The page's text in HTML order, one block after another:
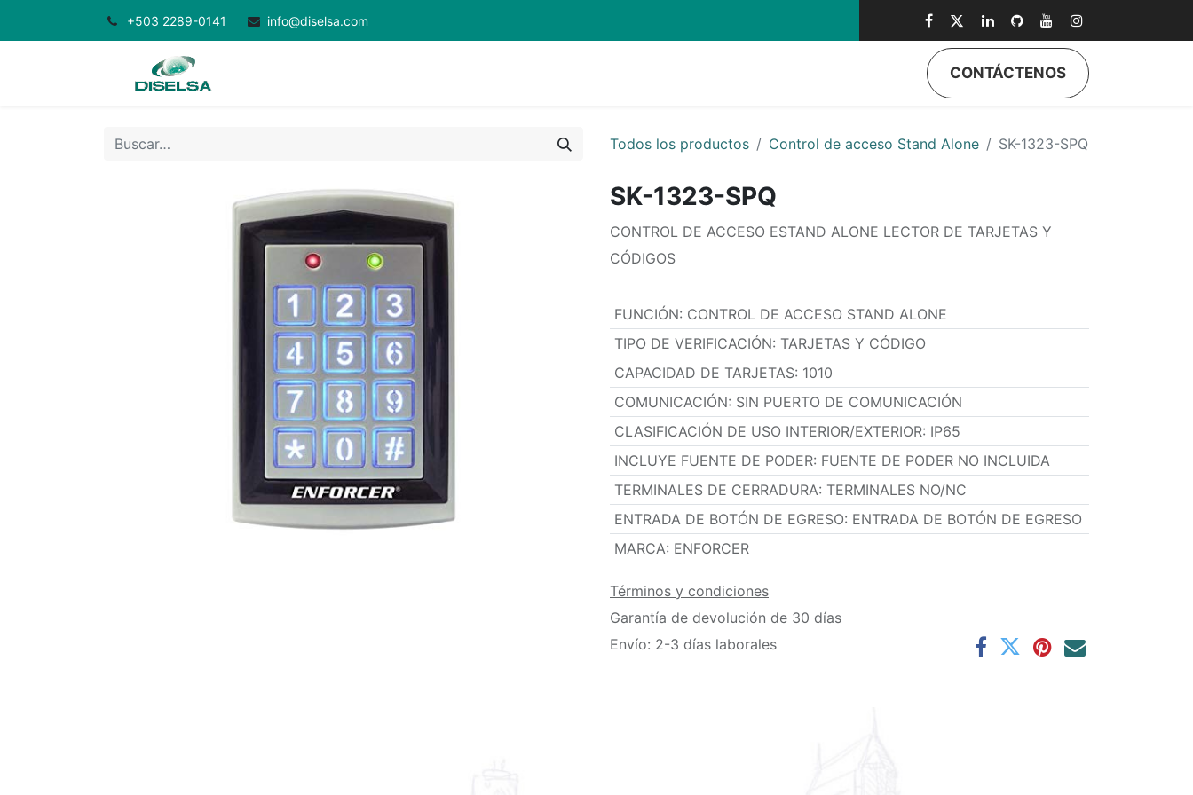
+503 2289-0141 info@diselsa.com
CONTÁCTENOS
Todos los productos Control de acceso Stand Alone SK-1323-SPQ
SK-1323-SPQ
CONTROL DE ACCESO ESTAND ALONE LECTOR DE TARJETAS Y
CÓDIGOS
FUNCIÓN: CONTROL DE ACCESO STAND ALONE
TIPO DE VERIFICACIÓN: TARJETAS Y CÓDIGO
CAPACIDAD DE TARJETAS: 1010
COMUNICACIÓN: SIN PUERTO DE COMUNICACIÓN
CLASIFICACIÓN DE USO INTERIOR/EXTERIOR: IP65
INCLUYE FUENTE DE PODER: FUENTE DE PODER NO INCLUIDA
TERMINALES DE CERRADURA: TERMINALES NO/NC
ENTRADA DE BOTÓN DE EGRESO: ENTRADA DE BOTÓN DE EGRESO
MARCA: ENFORCER
Términos y condiciones
Garantía de devolución de 30 días
Envío: 2-3 días laborales